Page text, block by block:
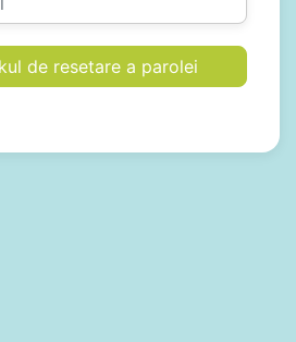
de resetare a parolei